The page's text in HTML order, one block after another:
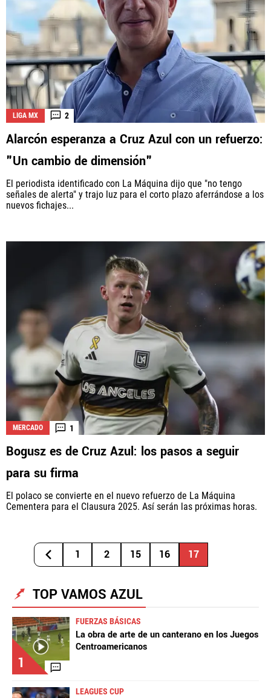
LIGA MX 2
Alarcón esperanza a Cruz Azul con un refuerzo:
"Un cambio de dimensión"
El periodista identificado con La Máquina dijo que "no tengo
señales de alerta" y trajo luz para el corto plazo aferrándose a los
nuevos fichajes...
MERCADO 1
Bogusz es de Cruz Azul: los pasos a seguir
para su firma
El polaco se convierte en el nuevo refuerzo de La Máquina
Cementera para el Clausura 2025. Así serán las próximas horas.
1 2 15 16 17
TOP VAMOS AZUL
1
FUERZAS BÁSICAS
La obra de arte de un canterano en los Juegos
Centroamericanos
LEAGUES CUP